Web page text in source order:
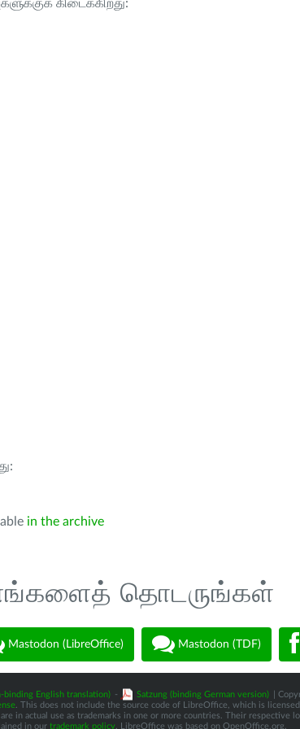
கிடைக்கிறது:
in the archive
தொடருங்கள்
Mastodon (LibreOffice) Mastodon (TDF)
binding English translation) - Satzung (binding German version)
|
. This does not include the source code of LibreOffice, which is
in actual use as trademarks in one or more countries. Their respective
in our trademark policy. LibreOffice was based on OpenOffice.org.